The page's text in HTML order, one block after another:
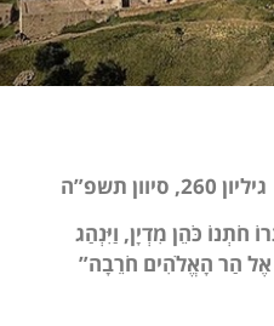
גיליון 260, סיוון תשפ”ה
חֹתְנוֹ כֹּהֵן מִדְיָן, וַיִּנְהַג
הַר הָאֱלֹהִים חֹרֵבָה”